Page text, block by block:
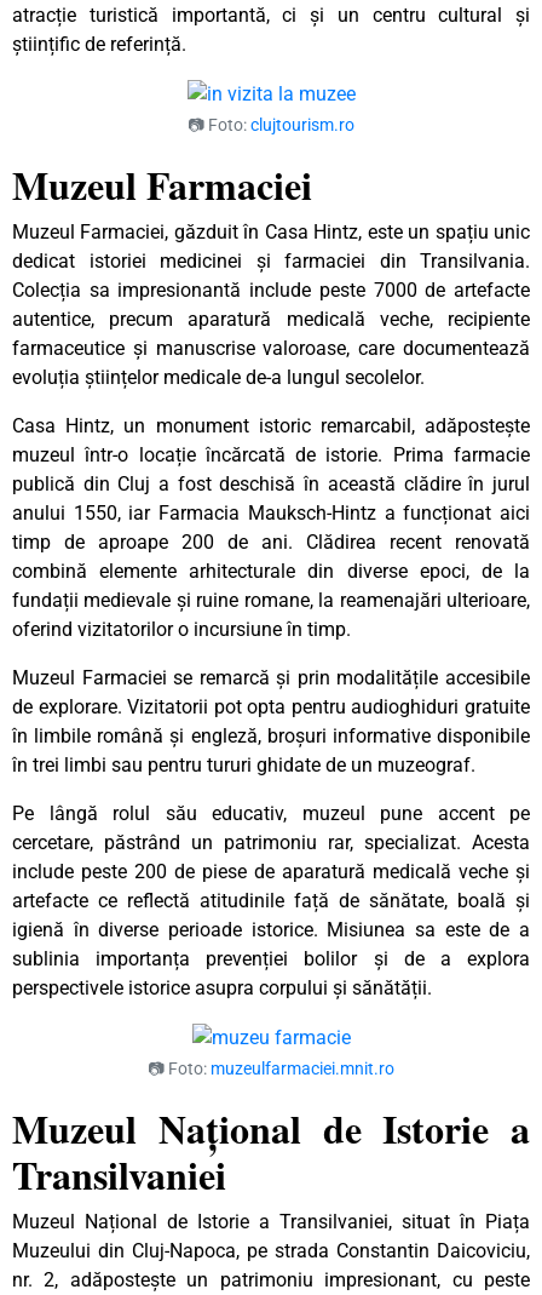
atracție turistică importantă, ci și un centru cultural și
științific de referință.
📷 Foto:clujtourism.ro
Muzeul Farmaciei
Muzeul Farmaciei, găzduit în Casa Hintz, este un spațiu unic
dedicat istoriei medicinei și farmaciei din Transilvania.
Colecția sa impresionantă include peste 7000 de artefacte
autentice, precum aparatură medicală veche, recipiente
farmaceutice și manuscrise valoroase, care documentează
evoluția științelor medicale de-a lungul secolelor.
Casa Hintz, un monument istoric remarcabil, adăpostește
muzeul într-o locație încărcată de istorie. Prima farmacie
publică din Cluj a fost deschisă în această clădire în jurul
anului 1550, iar Farmacia Mauksch-Hintz a funcționat aici
timp de aproape 200 de ani. Clădirea recent renovată
combină elemente arhitecturale din diverse epoci, de la
fundații medievale și ruine romane, la reamenajări ulterioare,
oferind vizitatorilor o incursiune în timp.
Muzeul Farmaciei se remarcă și prin modalitățile accesibile
de explorare. Vizitatorii pot opta pentru audioghiduri gratuite
în limbile română și engleză, broșuri informative disponibile
în trei limbi sau pentru tururi ghidate de un muzeograf.
Pe lângă rolul său educativ, muzeul pune accent pe
cercetare, păstrând un patrimoniu rar, specializat. Acesta
include peste 200 de piese de aparatură medicală veche și
artefacte ce reflectă atitudinile față de sănătate, boală și
igienă în diverse perioade istorice. Misiunea sa este de a
sublinia importanța prevenției bolilor și de a explora
perspectivele istorice asupra corpului și sănătății.
📷 Foto: muzeulfarmaciei.mnit.ro
Muzeul Național de Istorie a
Transilvaniei
Muzeul Național de Istorie a Transilvaniei, situat în Piața
Muzeului din Cluj-Napoca, pe strada Constantin Daicoviciu,
nr. 2, adăpostește un patrimoniu impresionant, cu peste